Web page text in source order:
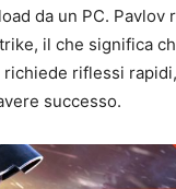
da un PC. Pavlov
il che significa
riflessi
successo.